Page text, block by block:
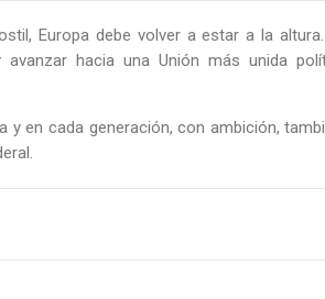
Europa debe volver a estar a la
hacia una Unión más unida
en cada generación, con ambición,